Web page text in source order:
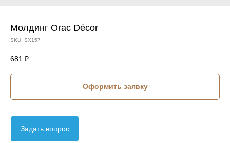
Молдинг Orac Décor
SKU: SX157
681 ₽
Оформить заявку
Задать вопрос